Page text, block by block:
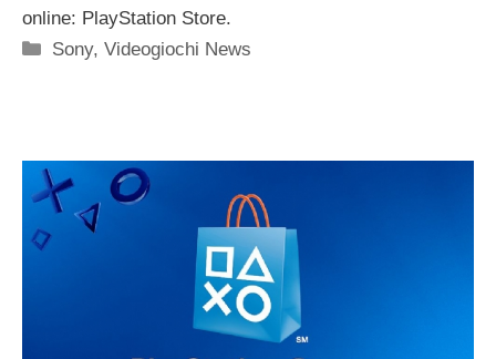
online: PlayStation Store.
Categorie
Sony,Videogiochi News